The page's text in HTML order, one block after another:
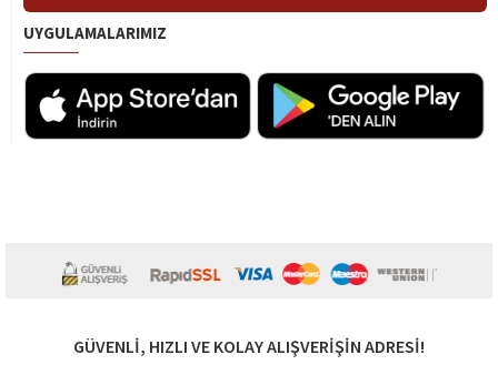
UYGULAMALARIMIZ
GÜVENLI, HIZLI VE KOLAY ALIŞVERIŞIN ADRESI!